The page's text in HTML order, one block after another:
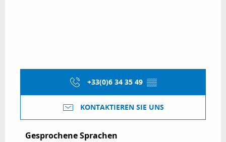
+33(0)6 34 35 49 ▒▒
KONTAKTIEREN SIE UNS
Gesprochene Sprachen
Gesprochene Sprachen